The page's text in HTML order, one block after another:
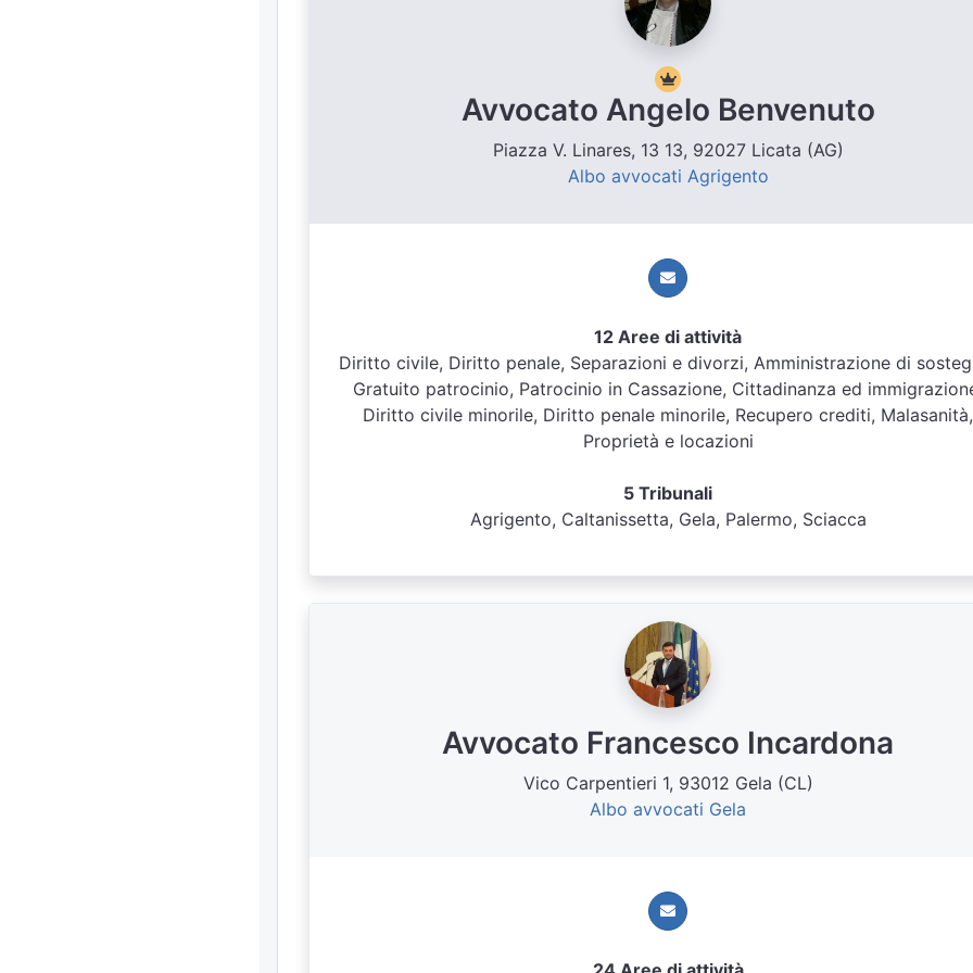
Avvocato Angelo Benvenuto
Piazza V. Linares, 13 13, 92027 Licata (AG)
Albo avvocati Agrigento
12 Aree di attività
Diritto civile, Diritto penale, Separazioni e divorzi, Amministrazione di
Gratuito patrocinio, Patrocinio in Cassazione, Cittadinanza ed
Diritto civile minorile, Diritto penale minorile, Recupero crediti, Malasanità,
Proprietà e locazioni
5 Tribunali
Agrigento, Caltanissetta, Gela, Palermo, Sciacca
Avvocato Francesco Incardona
Vico Carpentieri 1, 93012 Gela (CL)
Albo avvocati Gela